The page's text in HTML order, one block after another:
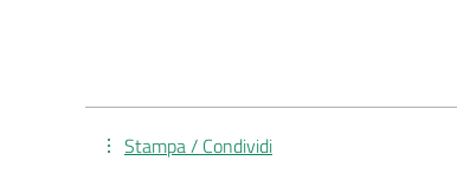
Stampa / Condividi